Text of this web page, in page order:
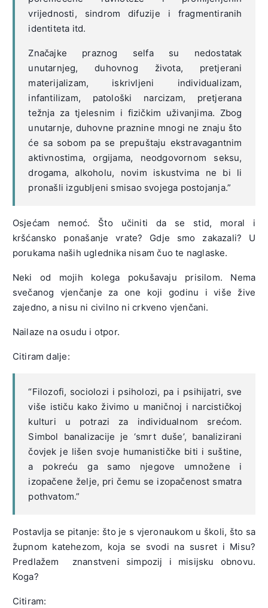
vrijednosti, sindrom difuzije i fragmentiranih
identiteta itd.
Značajke praznog selfa su nedostatak
unutarnjeg, duhovnog života, pretjerani
materijalizam, iskrivljeni individualizam,
infantilizam, patološki narcizam, pretjerana
težnja za tjelesnim i fizičkim uživanjima. Zbog
unutarnje, duhovne praznine mnogi ne znaju što
će sa sobom pa se prepuštaju ekstravagantnim
aktivnostima, orgijama, neodgovornom seksu,
drogama, alkoholu, novim iskustvima ne bi li
pronašli izgubljeni smisao svojega postojanja.”
Osjećam nemoć. Što učiniti da se stid, moral i
kršćansko ponašanje vrate? Gdje smo zakazali? U
porukama naših uglednika nisam čuo te naglaske.
Neki od mojih kolega pokušavaju prisilom. Nema
svečanog vjenčanje za one koji godinu i više žive
zajedno, a nisu ni civilno ni crkveno vjenčani.
Nailaze na osudu i otpor.
Citiram dalje:
“Filozofi, sociolozi i psiholozi, pa i psihijatri, sve
više ističu kako živimo u maničnoj i narcističkoj
kulturi u potrazi za individualnom srećom.
Simbol banalizacije je ‘smrt duše’, banalizirani
čovjek je lišen svoje humanističke biti i suštine,
a pokreću ga samo njegove umnožene i
izopačene želje, pri čemu se izopačenost smatra
pothvatom.”
Postavlja se pitanje: što je s vjeronaukom u školi, što sa
župnom katehezom, koja se svodi na susret i Misu?
Predlažem znanstveni simpozij i misijsku obnovu.
Koga?
Citiram: